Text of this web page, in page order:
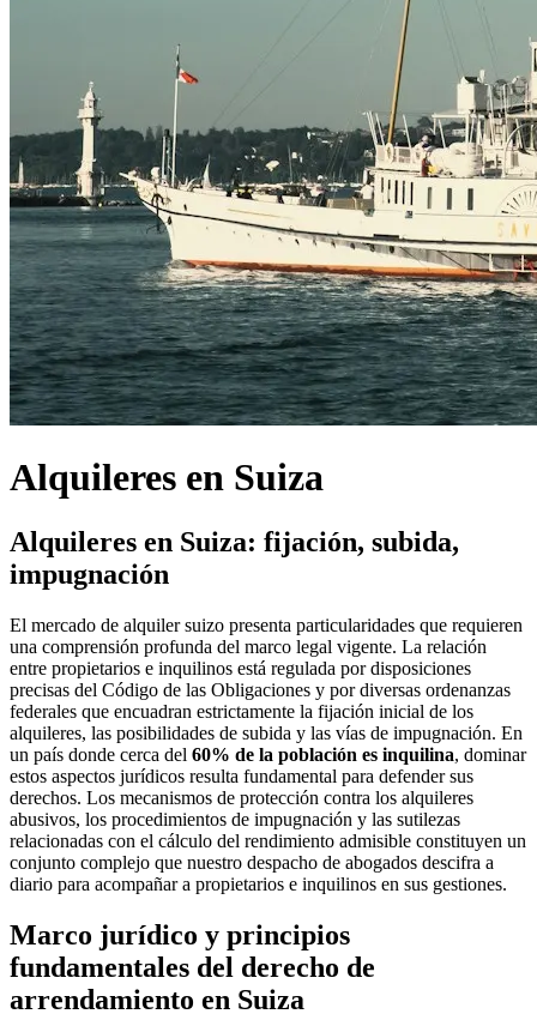
Alquileres en Suiza
Alquileres en Suiza: fijación, subida,
impugnación
El mercado de alquiler suizo presenta particularidades que requieren
una comprensión profunda del marco legal vigente. La relación
entre propietarios e inquilinos está regulada por disposiciones
precisas del Código de las Obligaciones y por diversas ordenanzas
federales que encuadran estrictamente la fijación inicial de los
alquileres, las posibilidades de subida y las vías de impugnación. En
un país donde cerca del 60% de la población es inquilina, dominar
estos aspectos jurídicos resulta fundamental para defender sus
derechos. Los mecanismos de protección contra los alquileres
abusivos, los procedimientos de impugnación y las sutilezas
relacionadas con el cálculo del rendimiento admisible constituyen un
conjunto complejo que nuestro despacho de abogados descifra a
diario para acompañar a propietarios e inquilinos en sus gestiones.
Marco jurídico y principios
fundamentales del derecho de
arrendamiento en Suiza